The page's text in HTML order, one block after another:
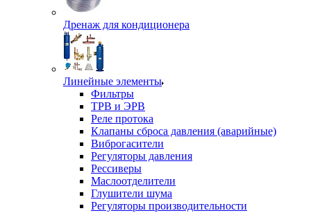
Дренаж для кондиционера
Линейные элементы
Фильтры
ТРВ и ЭРВ
Реле протока
Клапаны сброса давления (аварийные)
Виброгасители
Регуляторы давления
Рессиверы
Маслоотделители
Глушители шума
Регуляторы производительности